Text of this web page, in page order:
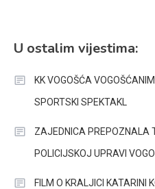
U ostalim vijestima:
KK VOGOŠĆA
SPORTSKI SPEKTAKL
ZAJEDNICA PREPOZNALA
POLICIJSKOJ UPRAVI
FILM O KRALJICI KATARINI